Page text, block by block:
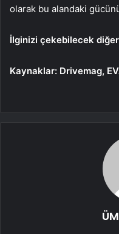
olarak bu alandaki
İlginizi çekebilecek
Kaynaklar: Drivemag,